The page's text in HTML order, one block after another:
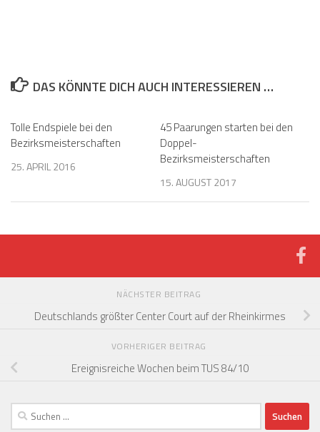
DAS KÖNNTE DICH AUCH INTERESSIEREN …
Tolle Endspiele bei den
Bezirksmeisterschaften
25. APRIL 2016
45 Paarungen starten bei den
Doppel-
Bezirksmeisterschaften
15. AUGUST 2017
NÄCHSTER BEITRAG
Deutschlands größter Center Court auf der Rheinkirmes
VORHERIGER BEITRAG
Ereignisreiche Wochen beim TUS 84/10
Suchen
nach: